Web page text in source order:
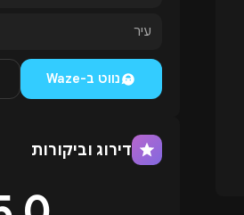
עיר
נווט ב-Waze
דירוג וביקורות